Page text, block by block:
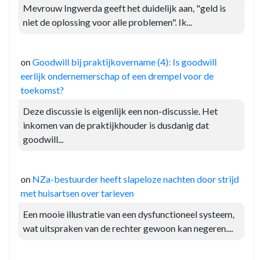
Mevrouw Ingwerda geeft het duidelijk aan, "geld is
niet de oplossing voor alle problemen". Ik...
onGoodwill bij praktijkovername (4): Is goodwill
eerlijk ondernemerschap of een drempel voor de
toekomst?
Deze discussie is eigenlijk een non-discussie. Het
inkomen van de praktijkhouder is dusdanig dat
goodwill...
on NZa-bestuurder heeft slapeloze nachten door strijd
met huisartsen over tarieven
Een mooie illustratie van een dysfunctioneel systeem,
wat uitspraken van de rechter gewoon kan negeren....